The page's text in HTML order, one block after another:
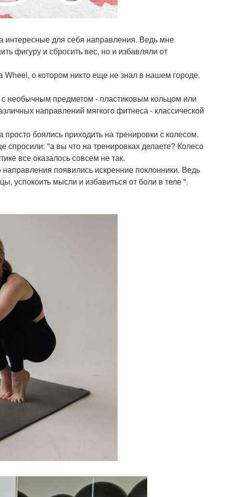
интересные для себя направления. Ведь мне
фигуру и сбросить вес, но и избавляли от
о котором никто еще не знал в нашем городе.
необычным предметом - пластиковым кольцом или
направлений мягкого фитнеса - классической
просто боялись приходить на тренировки с колесом.
"а вы что на тренировках делаете? Колесо
все оказалось совсем не так.
появились искренние поклонники. Ведь
успокоить мысли и избавиться от боли в теле ".